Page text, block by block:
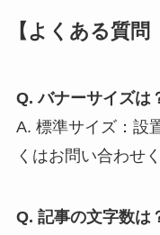
【よくある質問
Q. バナーサイズは
A. 標準サイズ：設
くはお問い合わせ
Q. 記事の文字数は